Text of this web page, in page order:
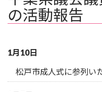
の活動報告
1月10日
松戸市成人式に参列い